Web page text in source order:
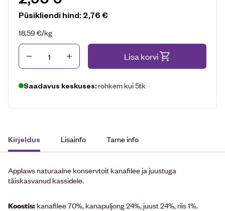
Püsikliendi hind:2,76€
18,59€/kg
Kogus Lisa korvi
Saadavus keskuses: rohkem kui 5tk
Kirjeldus Lisainfo Tarne info
Applaws naturaalne konservtoit kanafilee ja juustuga
täiskasvanud kassidele.
Koostis:kanafilee 70%, kanapuljong 24%, juust 24%, riis 1%.